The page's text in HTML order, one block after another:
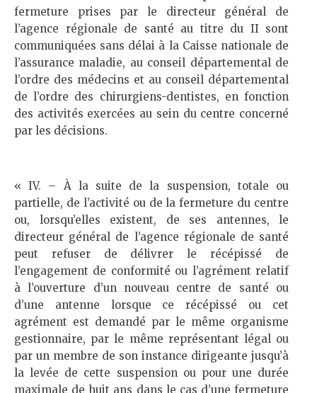
fermeture prises par le directeur général de
l’agence régionale de santé au titre du II sont
communiquées sans délai à la Caisse nationale de
l’assurance maladie, au conseil départemental de
l’ordre des médecins et au conseil départemental
de l’ordre des chirurgiens-dentistes, en fonction
des activités exercées au sein du centre concerné
par les décisions.
« IV. – À la suite de la suspension, totale ou
partielle, de l’activité ou de la fermeture du centre
ou, lorsqu’elles existent, de ses antennes, le
directeur général de l’agence régionale de santé
peut refuser de délivrer le récépissé de
l’engagement de conformité ou l’agrément relatif
à l’ouverture d’un nouveau centre de santé ou
d’une antenne lorsque ce récépissé ou cet
agrément est demandé par le même organisme
gestionnaire, par le même représentant légal ou
par un membre de son instance dirigeante jusqu’à
la levée de cette suspension ou pour une durée
maximale de huit ans dans le cas d’une fermeture